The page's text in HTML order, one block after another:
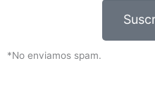
*No enviamos spam.